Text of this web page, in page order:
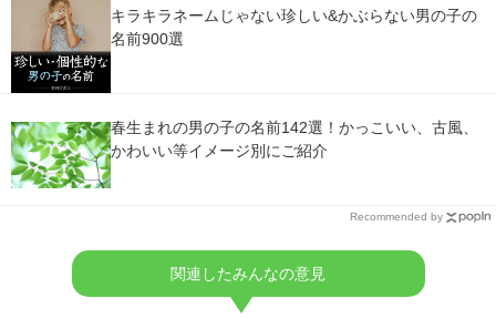
キラキラネームじゃない珍しい&かぶらない男の子の
名前900選
春生まれの男の子の名前142選！かっこいい、古風、
かわいい等イメージ別にご紹介
Recommended by
関連したみんなの意見